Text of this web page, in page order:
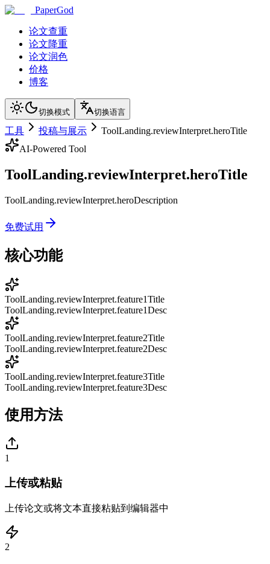
PaperGod
论文查重
论文降重
论文润色
价格
博客
切换模式 切换语言
工具 投稿与展示
ToolLanding.reviewInterpret.heroTitle
AI-Powered Tool
ToolLanding.reviewInterpret.heroTitle
ToolLanding.reviewInterpret.heroDescription
免费试用
核心功能
ToolLanding.reviewInterpret.feature1Title
ToolLanding.reviewInterpret.feature1Desc
ToolLanding.reviewInterpret.feature2Title
ToolLanding.reviewInterpret.feature2Desc
ToolLanding.reviewInterpret.feature3Title
ToolLanding.reviewInterpret.feature3Desc
使用方法
1
上传或粘贴
上传论文或将文本直接粘贴到编辑器中
2